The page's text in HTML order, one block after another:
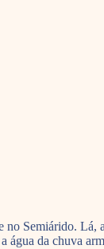
Semiárido.
da chuva